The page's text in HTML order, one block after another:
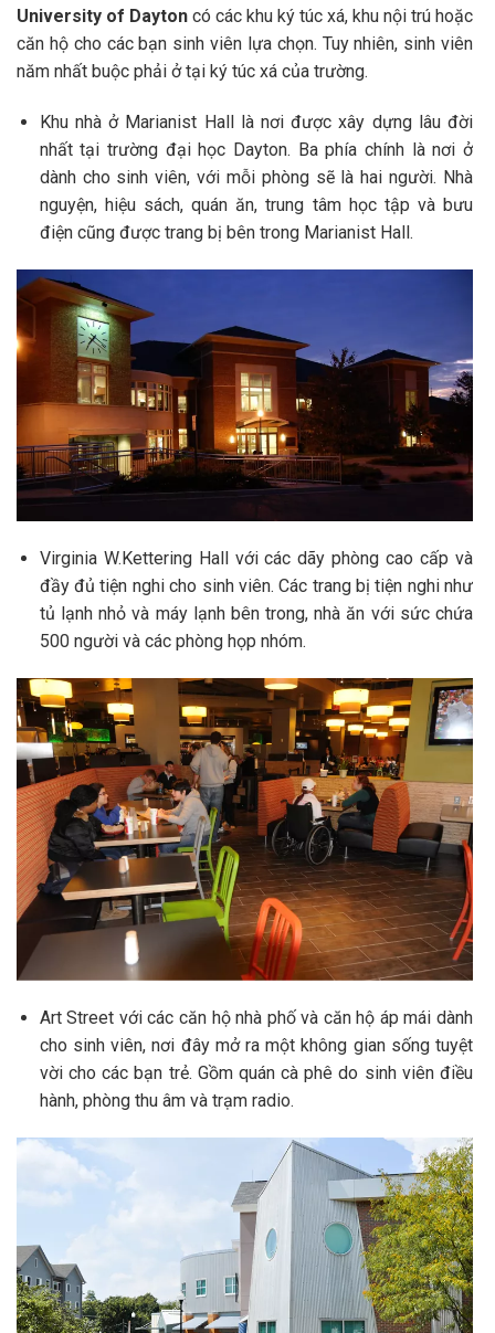
University of Dayton có các khu ký túc xá, khu nội trú hoặc
căn hộ cho các bạn sinh viên lựa chọn. Tuy nhiên, sinh viên
năm nhất buộc phải ở tại ký túc xá của trường.
Khu nhà ở Marianist Hall là nơi được xây dựng lâu đời
nhất tại trường đại học Dayton. Ba phía chính là nơi ở
dành cho sinh viên, với mỗi phòng sẽ là hai người. Nhà
nguyện, hiệu sách, quán ăn, trung tâm học tập và bưu
điện cũng được trang bị bên trong Marianist Hall.
Virginia W.Kettering Hall với các dãy phòng cao cấp và
đầy đủ tiện nghi cho sinh viên. Các trang bị tiện nghi như
tủ lạnh nhỏ và máy lạnh bên trong, nhà ăn với sức chứa
500 người và các phòng họp nhóm.
Art Street với các căn hộ nhà phố và căn hộ áp mái dành
cho sinh viên, nơi đây mở ra một không gian sống tuyệt
vời cho các bạn trẻ. Gồm quán cà phê do sinh viên điều
hành, phòng thu âm và trạm radio.